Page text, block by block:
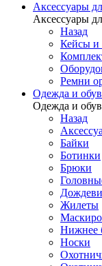
Аксессуары
Аксессуары
Назад
Кейсы и
Ремни
Одежда и
Одежда и
Назад
Байки
Ботинки
Брюки
Жилеты
Нижнее
Носки